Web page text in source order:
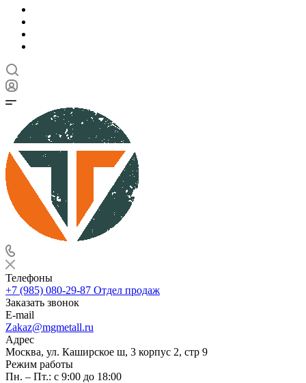
Телефоны
+7 (985) 080-29-87 Отдел продаж
Заказать звонок
E-mail
Zakaz@mgmetall.ru
Адрес
Москва, ул. Каширское ш, 3 корпус 2, стр 9
Режим работы
Пн. – Пт.: с 9:00 до 18:00